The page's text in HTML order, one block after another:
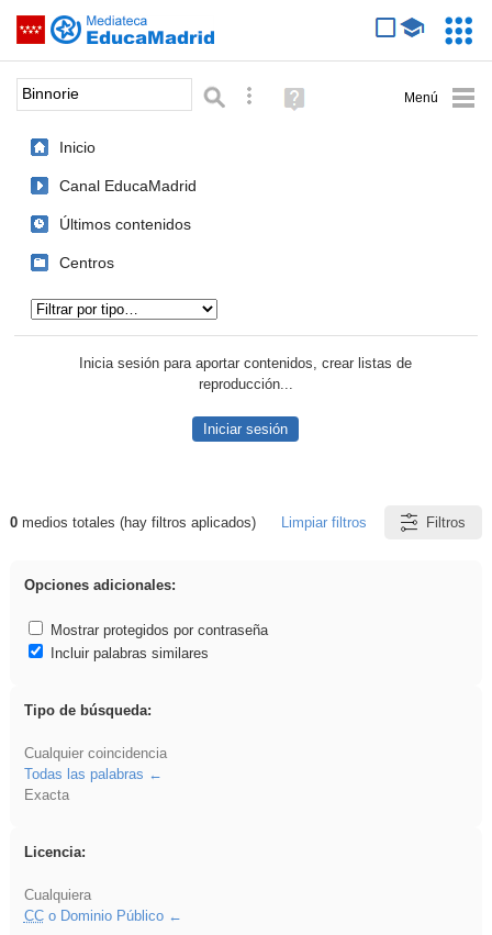
Saltar navegación
Palabra o frase: Búsqueda avanzada
Ayuda
(en
Inicio
Canal EducaMadrid
Últimos contenidos
Centros
Inicia sesión para aportar contenidos, crear listas de
reproducción...
Iniciar sesión
Resultados de: Binnorie
0medios totales (hay filtros aplicados) Limpiar filtros Filtros
Opciones adicionales:
Mostrar protegidos por contraseña
Incluir palabras similares
Tipo de búsqueda:
Cualquier coincidencia
Todas las palabras
Exacta
Licencia:
Cualquiera
CCo Dominio Público